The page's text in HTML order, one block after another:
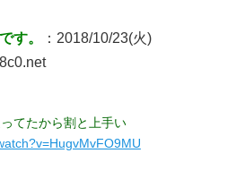
す。
：2018/10/23(火)
てたから割と上手い